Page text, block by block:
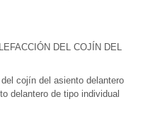
DEL COJÍN DEL
cojín del asiento delantero
delantero de tipo individual